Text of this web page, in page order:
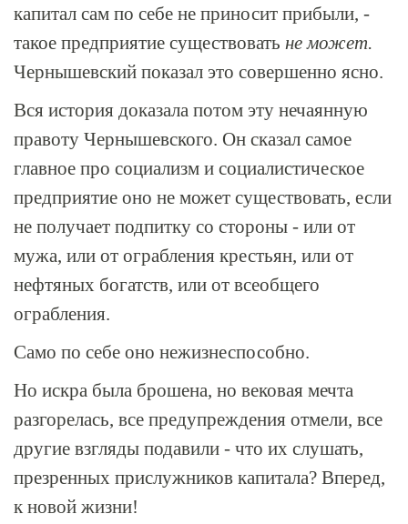
капитал сам по себе не приносит прибыли, -
такое предприятие существовать не может.
Чернышевский показал это совершенно ясно.
Вся история доказала потом эту нечаянную
правоту Чернышевского. Он сказал самое
главное про социализм и социалистическое
предприятие оно не может существовать, если
не получает подпитку со стороны - или от
мужа, или от ограбления крестьян, или от
нефтяных богатств, или от всеобщего
ограбления.
Само по себе оно нежизнеспособно.
Но искра была брошена, но вековая мечта
разгорелась, все предупреждения отмели, все
другие взгляды подавили - что их слушать,
презренных прислужников капитала? Вперед,
к новой жизни!